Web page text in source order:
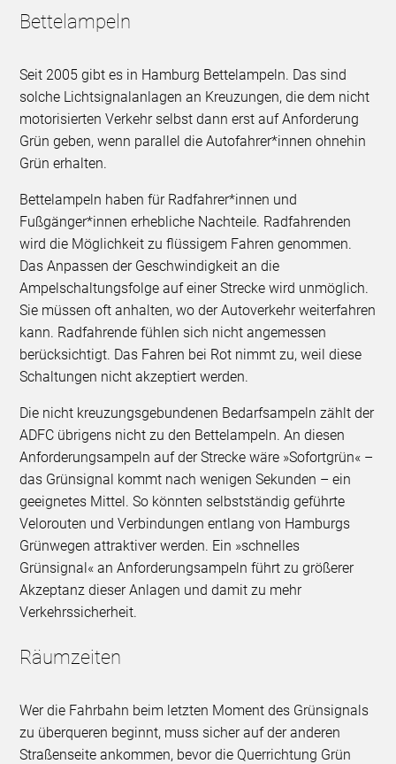
Bettelampeln
Seit 2005 gibt es in Hamburg Bettelampeln. Das sind
solche Lichtsignalanlagen an Kreuzungen, die dem nicht
motorisierten Verkehr selbst dann erst auf Anforderung
Grün geben, wenn parallel die Autofahrer*innen ohnehin
Grün erhalten.
Bettelampeln haben für Radfahrer*innen und
Fußgänger*innen erhebliche Nachteile. Radfahrenden
wird die Möglichkeit zu flüssigem Fahren genommen.
Das Anpassen der Geschwindigkeit an die
Ampelschaltungsfolge auf einer Strecke wird unmöglich.
Sie müssen oft anhalten, wo der Autoverkehr weiterfahren
kann. Radfahrende fühlen sich nicht angemessen
berücksichtigt. Das Fahren bei Rot nimmt zu, weil diese
Schaltungen nicht akzeptiert werden.
Die nicht kreuzungsgebundenen Bedarfsampeln zählt der
ADFC übrigens nicht zu den Bettelampeln. An diesen
Anforderungsampeln auf der Strecke wäre »Sofortgrün« –
das Grünsignal kommt nach wenigen Sekunden – ein
geeignetes Mittel. So könnten selbstständig geführte
Velorouten und Verbindungen entlang von Hamburgs
Grünwegen attraktiver werden. Ein »schnelles
Grünsignal« an Anforderungsampeln führt zu größerer
Akzeptanz dieser Anlagen und damit zu mehr
Verkehrssicherheit.
Räumzeiten
Wer die Fahrbahn beim letzten Moment des Grünsignals
zu überqueren beginnt, muss sicher auf der anderen
Straßenseite ankommen, bevor die Querrichtung Grün